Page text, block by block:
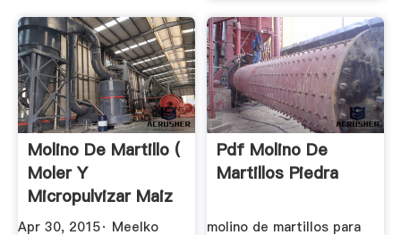
Molino De Martillo (
Moler Y
Micropulvizar Maiz
... YouTube
Apr 30, 2015· Meelko
Pdf Molino De
Martillos Piedra
molino de martillos para